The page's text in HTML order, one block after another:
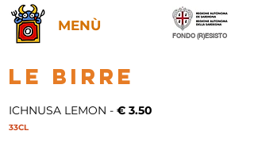
MENÙ
FONDO (R)ESISTO
LE BIRRE
ICHNUSA LEMON - € 3.50
33CL